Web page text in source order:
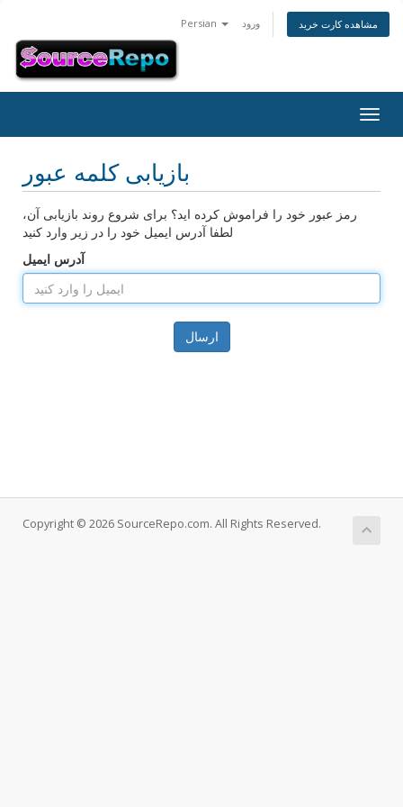
Persian ورود مشاهده کارت خرید
بازیابی کلمه عبور
رمز عبور خود را فراموش کرده اید؟ برای شروع روند بازیابی آن،
لطفا آدرس ایمیل خود را در زیر وارد کنید
آدرس ایمیل
ارسال
Copyright © 2026 SourceRepo.com. All Rights Reserved.